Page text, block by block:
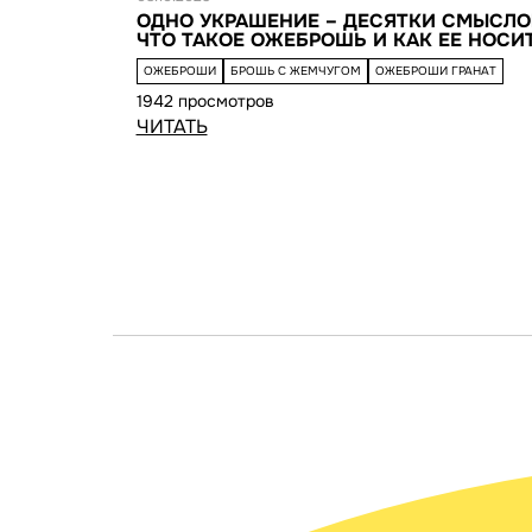
ОДНО УКРАШЕНИЕ – ДЕСЯТКИ
ЧТО ТАКОЕ ОЖЕБРОШЬ И КАК ЕЕ
ОЖЕБРОШИ БРОШЬ С ЖЕМЧУГОМ ОЖЕБРОШИ ГРАНАТ
1942 просмотров
ЧИТАТЬ